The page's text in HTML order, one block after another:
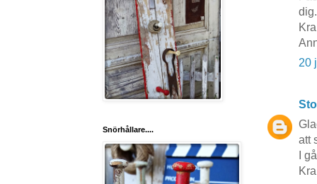
dig.
20
att
I
Snörhållare....